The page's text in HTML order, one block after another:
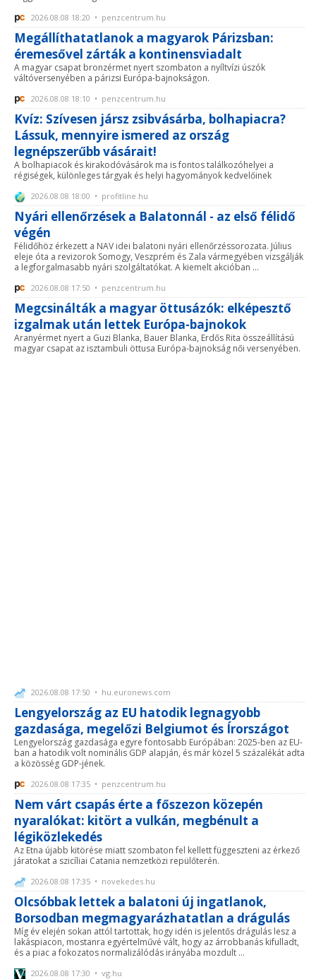
2026.08.08 18:20 • penzcentrum.hu
Megállíthatatlanok a magyarok Párizsban:
éremesővel zárták a kontinensviadalt
A magyar csapat bronzérmet nyert szombaton a nyíltvízi úszók
váltóversenyében a párizsi Európa-bajnokságon.
2026.08.08 18:10 • penzcentrum.hu
Kvíz: Szívesen jársz zsibvásárba, bolhapiacra?
Lássuk, mennyire ismered az ország
legnépszerűbb vásárait!
A bolhapiacok és kirakodóvásárok ma is fontos találkozóhelyei a
régiségek, különleges tárgyak és helyi hagyományok kedvelőinek
2026.08.08 18:00 • profitline.hu
Nyári ellenőrzések a Balatonnál - az első félidő
végén
Félidőhöz érkezett a NAV idei balatoni nyári ellenőrzéssorozata. Július
eleje óta a revizorok Somogy, Veszprém és Zala vármegyében vizsgálják
a legforgalmasabb nyári szolgáltatókat. A kiemelt akcióban ...
2026.08.08 17:50 • penzcentrum.hu
Megcsinálták a magyar öttusázók: elképesztő
izgalmak után lettek Európa-bajnokok
Aranyérmet nyert a Guzi Blanka, Bauer Blanka, Erdős Rita összeállítású
magyar csapat az isztambuli öttusa Európa-bajnokság női versenyében.
2026.08.08 17:50 • hu.euronews.com
Lengyelország az EU hatodik legnagyobb
gazdasága, megelőzi Belgiumot és Írországot
Lengyelország gazdasága egyre fontosabb Európában: 2025-ben az EU-
ban a hatodik volt nominális GDP alapján, és már közel 5 százalékát adta
a közösség GDP-jének.
2026.08.08 17:35 • penzcentrum.hu
Nem várt csapás érte a főszezon közepén
nyaralókat: kitört a vulkán, megbénult a
légiközlekedés
Az Etna újabb kitörése miatt szombaton fel kellett függeszteni az érkező
járatokat a szicíliai Catania nemzetközi repülőterén.
2026.08.08 17:35 • novekedes.hu
Olcsóbbak lettek a balatoni új ingatlanok,
Borsodban megmagyarázhatatlan a drágulás
Míg év elején sokan attól tartottak, hogy idén is jelentős drágulás lesz a
lakáspiacon, mostanra egyértelművé vált, hogy az árrobbanás kifulladt,
és a piac a fokozatos normalizálódás irányába mozdult ...
2026.08.08 17:30 • vg.hu